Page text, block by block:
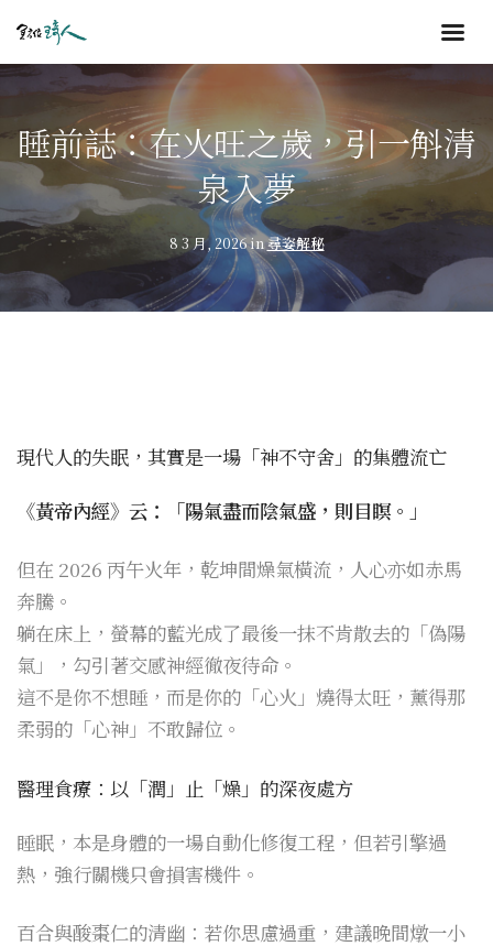
睡前誌：在火旺之歲，引一斛清
泉入夢
8 3 月, 2026 in尋姿解秘
現代人的失眠，其實是一場「神不守舍」的集體流亡
《黃帝內經》云：「陽氣盡而陰氣盛，則目瞑。」
但在 2026 丙午火年，乾坤間燥氣橫流，人心亦如赤馬
奔騰。
躺在床上，螢幕的藍光成了最後一抹不肯散去的「偽陽
氣」，勾引著交感神經徹夜待命。
這不是你不想睡，而是你的「心火」燒得太旺，薰得那
柔弱的「心神」不敢歸位。
醫理食療：以「潤」止「燥」的深夜處方
睡眠，本是身體的一場自動化修復工程，但若引擎過
熱，強行關機只會損害機件。
百合與酸棗仁的清幽：若你思慮過重，建議晚間燉一小